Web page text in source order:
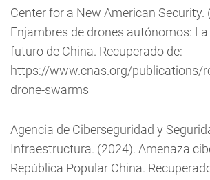
Center for a New American Security.
Enjambres de drones autónomos: La
futuro de China. Recuperado de:
https://www.cnas.org/publications/
drone-swarms
Agencia de Ciberseguridad y
Infraestructura. (2024). Amenaza
República Popular China.